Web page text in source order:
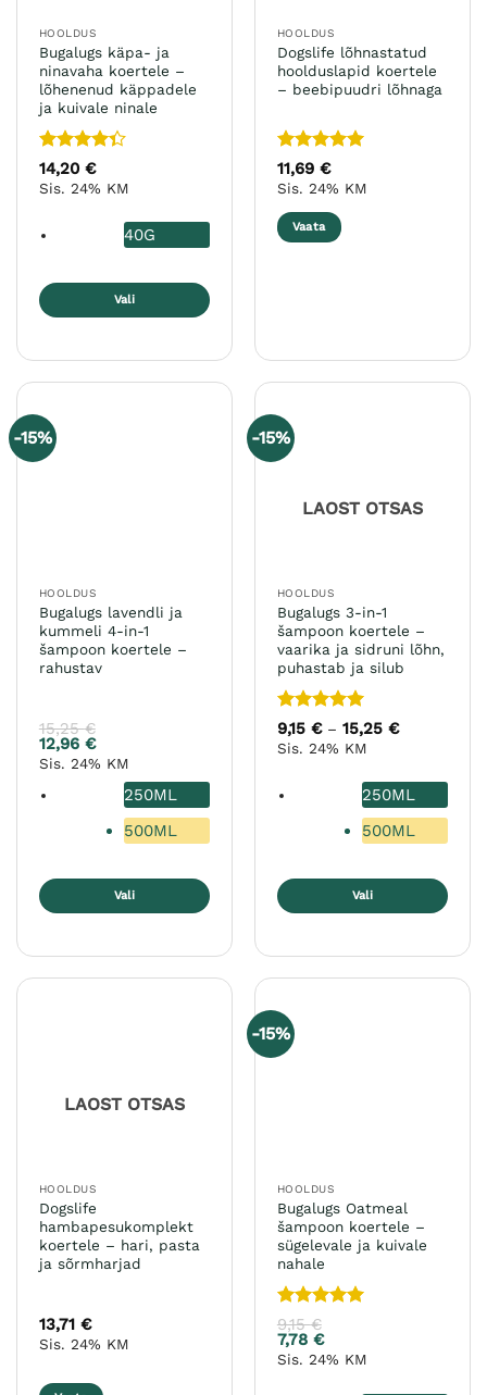
HOOLDUS
Bugalugs käpa- ja
ninavaha koertele –
lõhenenud käppadele
ja kuivale ninale
Hinnanguga
4.33 / 5
14,20 €
Sis. 24% KM
40G
Vali
varianti.
Valikuid
saab
HOOLDUS
Dogslife lõhnastatud
hoolduslapid koertele
– beebipuudri lõhnaga
Hinnanguga
5/ 5
11,69 €
Sis. 24% KM
Vaata
-15%
HOOLDUS
Bugalugs lavendli ja
kummeli 4-in-1
šampoon koertele –
rahustav
15,25€
12,96 €
Sis. 24% KM
250ML
500ML
Vali
tootelehel.
-15%
LAOST OTSAS
HOOLDUS
Bugalugs 3-in-1
šampoon koertele –
vaarika ja sidruni lõhn,
puhastab ja silub
Hinnanguga
5/ 5
9,15 € – 15,25 €
Sis. 24% KM
250ML
500ML
Vali
varianti.
Valikuid
saab
LAOST OTSAS
HOOLDUS
Dogslife
hambapesukomplekt
koertele – hari, pasta
ja sõrmharjad
13,71 €
Sis. 24% KM
-15%
HOOLDUS
Bugalugs Oatmeal
šampoon koertele –
sügelevale ja kuivale
nahale
Hinnanguga
5/ 5
9,15€
7,78 €
Sis. 24% KM